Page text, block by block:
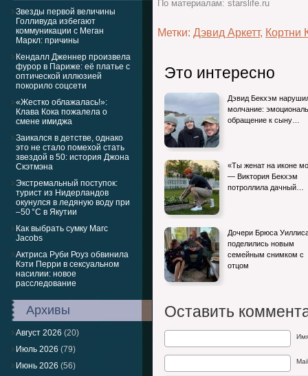
Звезды первой величины
Голливуда избегают
коммуникации с Меган
Маркл: причины
Кендалл Дженнер произвела
фурор в Париже: её платье с
оптической иллюзией
покорило соцсети
«Жестко облажалась!»:
Клава Кока пожалела о
смене имиджа
Заикался в детстве, однако
это не стало помехой стать
звездой в 50: история Джона
Скэтмэна
Экстремальный поступок:
турист из Нидерландов
окунулся в ледяную воду при
–50 °C в Якутии
Как выбрать сумку Marc
Jacobs
Актриса Руби Роуз обвинила
Кэти Перри в сексуальном
насилии: новое
расследование
Архивы
Август 2026 (20)
Июль 2026 (79)
Июнь 2026 (56)
По материалам: starslife.ru
Метки: Дэвид Аркетт, Кортни
Это интересно
Дэвид Бекхэм
молчание:
обращение к сыну…
«Ты женат на иконe
— Виктория Бекхэм
потроллила дачный…
Дочери Брюса
поделились новым
семейным снимком с
отцом
Оставить